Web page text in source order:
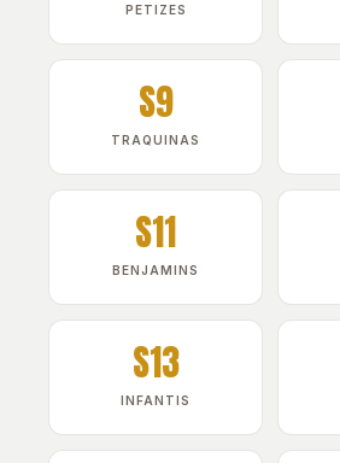
PETIZES
S9
TRAQUINAS
S11
BENJAMINS
S13
INFANTIS